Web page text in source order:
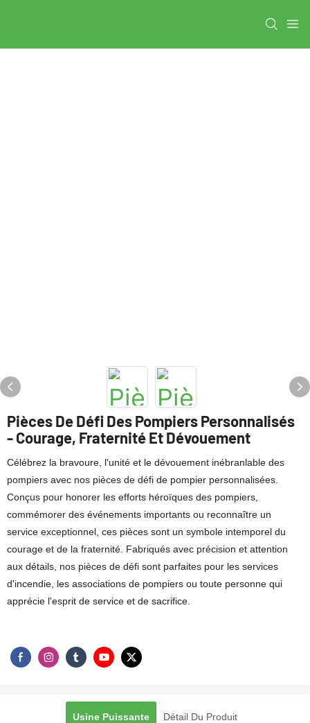
Pièces De Défi Des Pompiers Personnalisés
- Courage, Fraternité Et Dévouement
Célébrez la bravoure, l'unité et le dévouement inébranlable des
pompiers avec nos pièces de défi de pompier personnalisées.
Conçus pour honorer les efforts héroïques des pompiers,
commémorer des événements importants ou reconnaître un
service exceptionnel, ces pièces sont un symbole intemporel du
courage et de la fraternité. Fabriqués avec précision et attention
aux détails, nos pièces de défi sont parfaites pour les services
d'incendie, les associations de pompiers ou toute personne qui
apprécie l'esprit de service et de sacrifice.
Usine Puissante Détail Du Produit